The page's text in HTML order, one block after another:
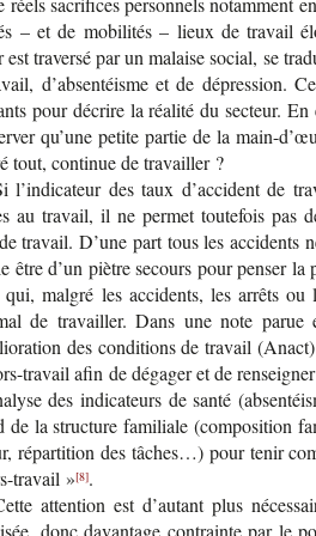
– et de mobi­li­tés – lieux de tra­vail
est tra­versé par un malaise social, se
d’ab­sen­téisme et de dépres­sion.
pour décrire la réa­lité du sec­teur.
qu’une petite par­tie de la main-​
tout, conti­nue de tra­vailler ?
l’in­di­ca­teur des taux d’ac­ci­dent de
au tra­vail, il ne per­met tou­te­fois pas
tra­vail. D’une part tous les acci­dents
être d’un piètre secours pour pen­ser
qui, mal­gré les acci­dents, les arrêts
de tra­vailler. Dans une note parue
des condi­tions de tra­vail
​travail afin de déga­ger et de
des indi­ca­teurs de santé
de la struc­ture fami­liale (com­po­si­tion
répar­ti­tion des tâches…) pour tenir
​travail »[8].
atten­tion est d’au­tant plus
donc davan­tage contrainte par le